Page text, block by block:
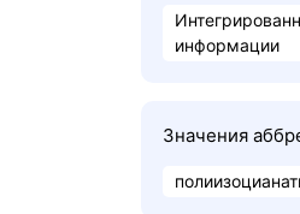
информации
Значения